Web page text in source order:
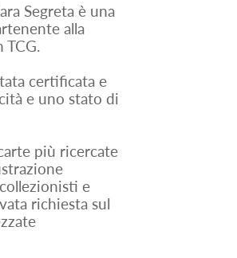
Segreta è una
alla
TCG.
certificata e
e uno stato di
più ricercate
e
richiesta sul